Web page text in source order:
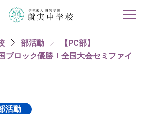
部活動
【PC部】
ブロック優勝！全国大会セミファイ
活動